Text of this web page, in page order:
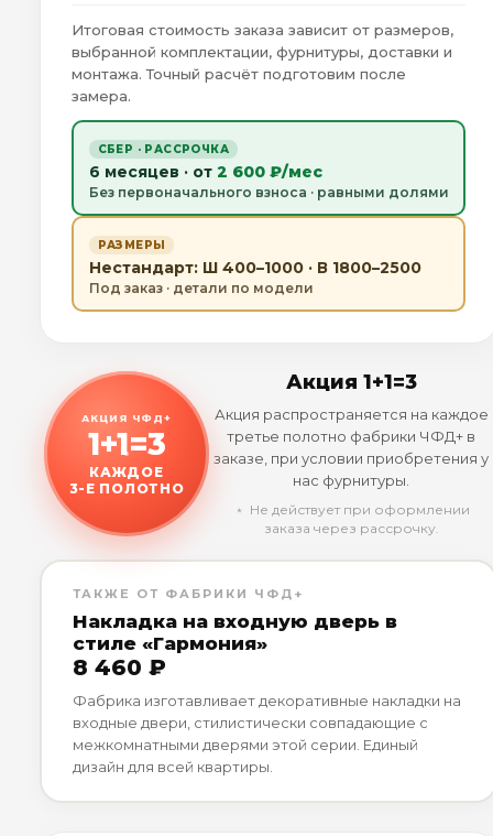
Итоговая стоимость заказа зависит от размеров,
выбранной комплектации, фурнитуры, доставки и
монтажа. Точный расчёт подготовим после
замера.
СБЕР · РАССРОЧКА
6 месяцев · от 2 600 ₽/мес
Без первоначального взноса · равными долями
РАЗМЕРЫ
Нестандарт: Ш 400–1000 · В 1800–2500
Под заказ · детали по модели
АКЦИЯ ЧФД+
1+1=3
КАЖДОЕ
3-Е ПОЛОТНО
Акция 1+1=3
Акция распространяется на каждое
третье полотно фабрики ЧФД+ в
заказе, при условии приобретения у
нас фурнитуры.
﹡ Не действует при оформлении
заказа через рассрочку.
ТАКЖЕ ОТ ФАБРИКИ ЧФД+
Накладка на входную дверь в
стиле «Гармония»
8 460 ₽
Фабрика изготавливает декоративные накладки на
входные двери, стилистически совпадающие с
межкомнатными дверями этой серии. Единый
дизайн для всей квартиры.